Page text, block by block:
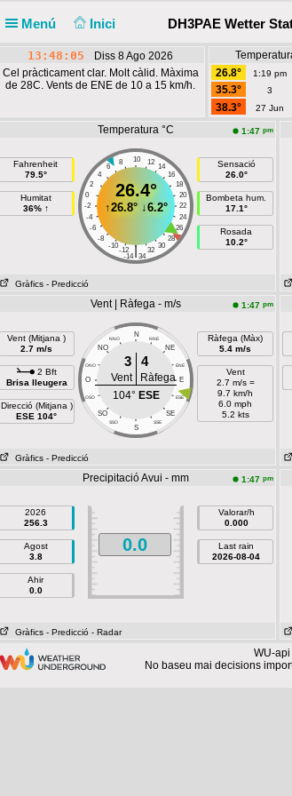
Menú Inici DH3PAE Wetter
13:48:06
Diss 8 Ago 2026
Cel pràcticament clar. Molt càlid. Màxima
de 28C. Vents de ENE de 10 a 15 km/h.
26.8°
1:19 pm
35.3°
3
38.3°
27 Jun
Temperatura °C
1:47 pm
Fahrenheit
79.5°
Humitat
36% ↑
10
8 12
6
14
4
16
2
18
0
20
-2
22
-4
24
-6
26
-8
28
-10
30
-12 32
|
-14 34
26.4°
↑26.8°↓6.2°
Sensació
26.0°
Bombeta hum.
17.1°
Rosada
10.2°
Gràfics - Predicció
Vent | Ràfega - m/s 1:47 pm
Vent (Mitjana )
2.7 m/s
2 Bft
Brisa lleugera
Direcció (Mitjana )
ESE 104°
N
NNO NNE
NO NE
ONO ENE
O E
OSO ESE
SO SE
SSO SSE
S
3 4
Vent
Ràfega
104° ESE
Ràfega (Màx)
5.4 m/s
Vent
2.7 m/s =
9.7 km/h
6.0 mph
5.2 kts
Gràfics - Predicció
Precipitació Avui - mm 1:47 pm
2026
256.3
Agost
3.8
Ahir
0.0
0.0
Valorar/h
0.000
Last rain
2026-08-04
Gràfics - Predicció - Radar
WU-
No baseu mai decisions